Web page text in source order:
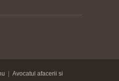
Avocatul afacerii si